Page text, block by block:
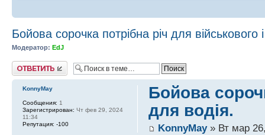
Бойова сорочка потрібна річ для військового
Модератор: EdJ
Ответить
Бойова
для водія.
KonnyMay» Вт мар
KonnyMay
Сообщения: 1
Зарегистрирован: Чт фев 29, 2024
11:34
Репутация: -100